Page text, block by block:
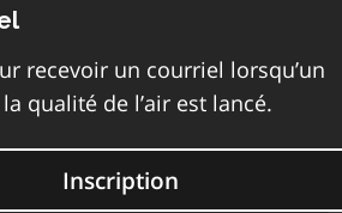
recevoir un courriel lorsqu’un
qualité de l’air est lancé.
Inscription